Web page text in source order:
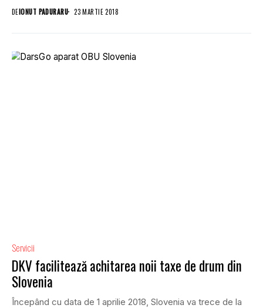
DEIONUT PADURARU 23 MARTIE 2018
Servicii
DKV facilitează achitarea noii taxe de drum din
Slovenia
Începând cu data de 1 aprilie 2018, Slovenia va trece de la